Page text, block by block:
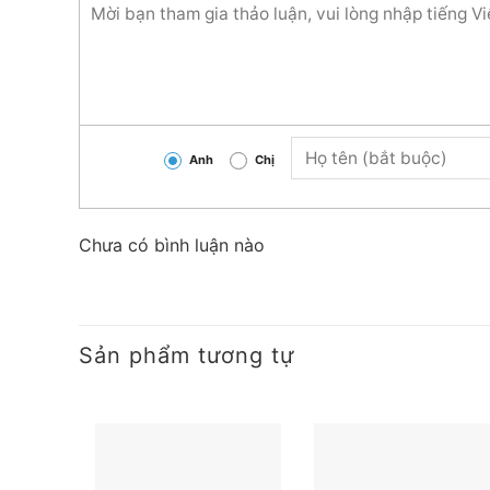
Anh Chị
Chưa có bình luận nào
Sản phẩm tương tự